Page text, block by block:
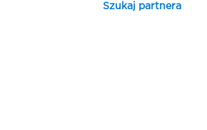
Szukaj partnera